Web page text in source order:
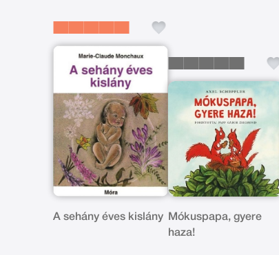
A sehány éves kislány
Mókuspapa, gyere
haza!